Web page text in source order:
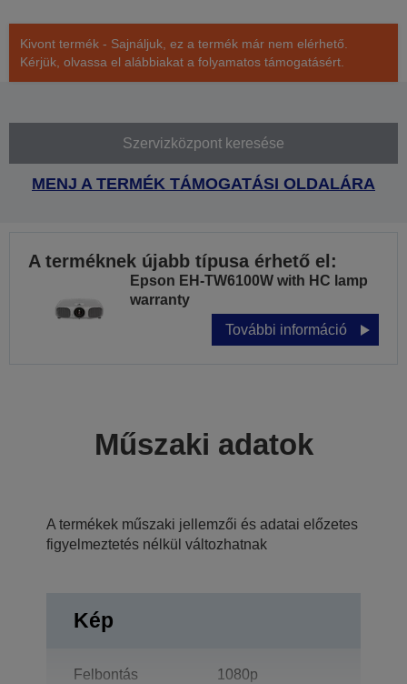
Kivont termék - Sajnáljuk, ez a termék már nem elérhető.
Kérjük, olvassa el alábbiakat a folyamatos támogatásért.
Szervizközpont keresése
MENJ A TERMÉK TÁMOGATÁSI OLDALÁRA
A terméknek újabb típusa érhető el:
Epson EH-TW6100W with HC lamp
warranty
További információ
Műszaki adatok
A termékek műszaki jellemzői és adatai előzetes
figyelmeztetés nélkül változhatnak
Kép
Felbontás 1080p